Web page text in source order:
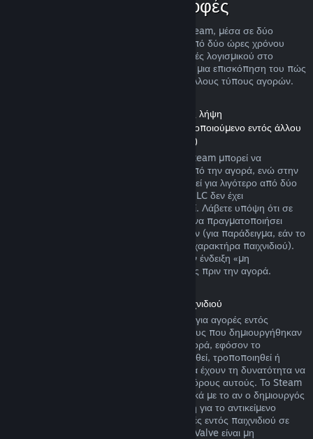
Πότε ισχύουν οι επιστροφές
Η προσφορά επιστροφής χρημάτων του Steam, μέσα σε δύο
βδομάδες από την αγορά και με λιγότερο από δύο ώρες χρόνου
παιχνιδιού, ισχύει για παιχνίδια και εφαρμογές λογισμικού στο
Κατάστημα Steam. Εδώ μπορείτε να βρείτε μια επισκόπηση του πώς
λειτουργούν οι επιστροφές χρημάτων για άλλους τύπους αγορών.
Επιστροφή χρημάτων σε Περιεχόμενο προς λήψη
(Περιεχόμενο Καταστήματος Steam χρησιμοποιούμενο εντός άλλου
παιχνιδιού ή εφαρμογής λογισμικού, «DLC»)
DLC που αγοράστηκε από το Κατάστημα Steam μπορεί να
επιστραφεί μέσα σε δεκατέσσερις ημέρες από την αγορά, ενώ στην
περίπτωση που ο σχετικός τίτλος έχει παιχτεί για λιγότερο από δύο
ώρες από την αγορά του DLC, εφόσον το DLC δεν έχει
χρησιμοποιηθεί, τροποποιηθεί ή μεταφερθεί. Λάβετε υπόψη ότι σε
μερικές περιπτώσεις, το Steam δεν μπορεί να πραγματοποιήσει
επιστροφή χρημάτων για κάποια DLC τρίτων (για παράδειγμα, εάν το
DLC αυξάνει ανεπιστρεπτί το επίπεδο ενός χαρακτήρα παιχνιδιού).
Αυτές οι εξαιρέσεις θα φέρουν ευκρινώς την ένδειξη «μη
επιστρέψιμο» στη σελίδα του Καταστήματος πριν την αγορά.
Επιστροφή χρημάτων σε αγορές εντός παιχνιδιού
Το Steam προσφέρει επιστροφή χρημάτων για αγορές εντός
παιχνιδιού σε οποιονδήποτε από τους τίτλους που δημιουργήθηκαν
από τη Valve μέσα σε 48 ώρες από την αγορά, εφόσον το
αντικείμενο παιχνιδιού δεν έχει χρησιμοποιηθεί, τροποποιηθεί ή
μεταφερθεί. Δημιουργοί τρίτων εταιρειών θα έχουν τη δυνατότητα να
επιτρέψουν αντικείμενα παιχνιδιού με τους όρους αυτούς. Το Steam
θα σας ειδοποιεί την ώρα της αγοράς σχετικά με το αν ο δημιουργός
παιχνιδιού επέλεξε να προσφέρει επιστροφή για το αντικείμενο
παιχνιδιού που αγοράζετε. Ειδάλλως, αγορές εντός παιχνιδιού σε
παιχνίδια που δεν δημιουργήθηκαν από τη Valve είναι μη